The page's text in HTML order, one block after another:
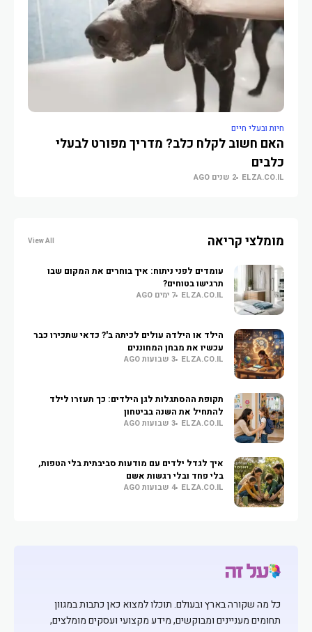
חיות ובעלי חיים
האם חשוב לקלח כלב? מדריך מפורט לבעלי
כלבים
ELZA.CO.IL 2 שנים AGO
מומלצי קריאה View All
עומדים לפני ניתוח: איך בוחרים את המקום שבו
תרגישו בטוחים?
ELZA.CO.IL 7 ימים AGO
הילד או הילדה עולים לכיתה ב'? כדאי שתכירו כבר
עכשיו את מבחן המחוננים
ELZA.CO.IL 3 שבועות AGO
תקופת ההסתגלות לגן הילדים: כך תעזרו לילד
להתחיל את השנה בביטחון
ELZA.CO.IL 3 שבועות AGO
איך לגדל ילדים עם מודעות סביבתית בלי הטפות,
בלי פחד ובלי רגשות אשם
ELZA.CO.IL 4 שבועות AGO
כל מה שקורה בארץ ובעולם. תוכלו למצוא כאן כתבות במגוון
תחומים מעניינים ומבוקשים, מידע מקצועי ועסקים מומלצים,